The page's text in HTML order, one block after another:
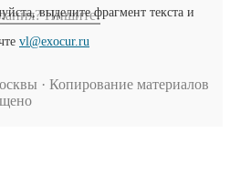
Пишите!
выделите фрагмент текста и
vl@exocur.ru
· Копирование материалов